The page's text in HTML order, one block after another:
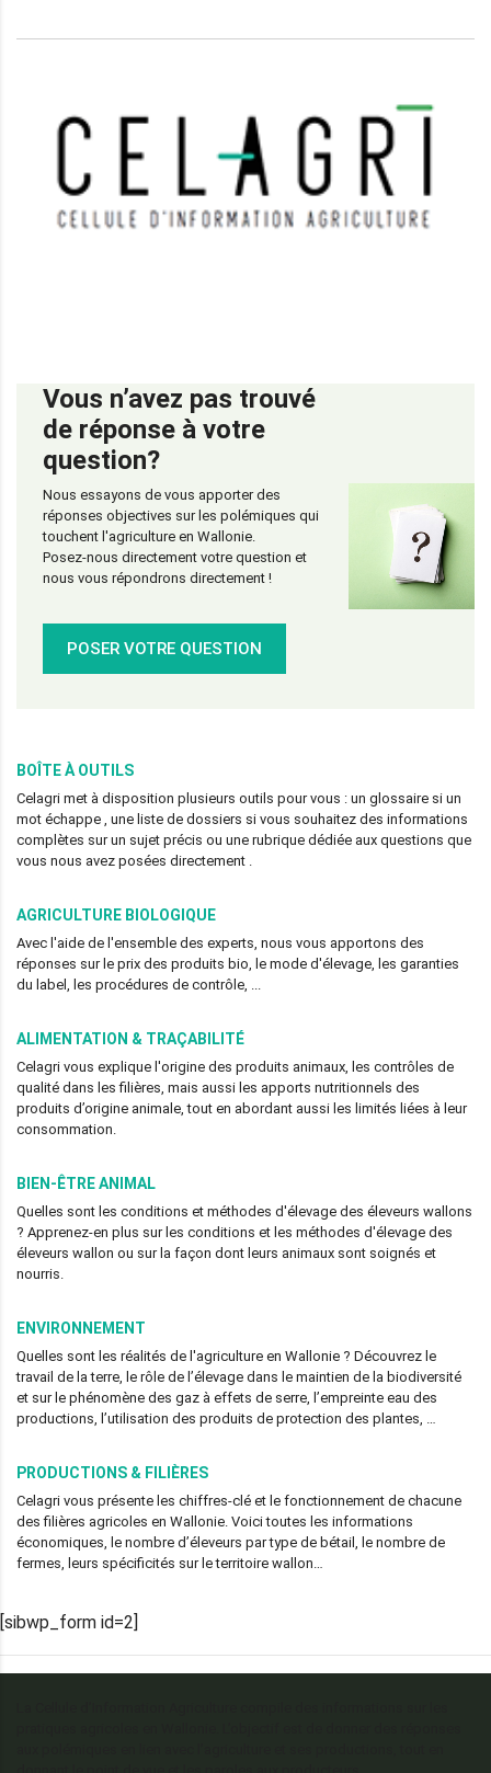
Vous n’avez pas trouvé
de réponse à votre
question?
Nous essayons de vous apporter des
réponses objectives sur les polémiques qui
touchent l'agriculture en Wallonie.
Posez-nous directement votre question et
nous vous répondrons directement !
POSER VOTRE QUESTION
BOÎTE À OUTILS
Celagri met à disposition plusieurs outils pour vous : un glossaire si un
mot échappe , une liste de dossiers si vous souhaitez des informations
complètes sur un sujet précis ou une rubrique dédiée aux questions que
vous nous avez posées directement .
AGRICULTURE BIOLOGIQUE
Avec l'aide de l'ensemble des experts, nous vous apportons des
réponses sur le prix des produits bio, le mode d'élevage, les garanties
du label, les procédures de contrôle, ...
ALIMENTATION & TRAÇABILITÉ
Celagri vous explique l'origine des produits animaux, les contrôles de
qualité dans les filières, mais aussi les apports nutritionnels des
produits d’origine animale, tout en abordant aussi les limités liées à leur
consommation.
BIEN-ÊTRE ANIMAL
Quelles sont les conditions et méthodes d'élevage des éleveurs wallons
? Apprenez-en plus sur les conditions et les méthodes d'élevage des
éleveurs wallon ou sur la façon dont leurs animaux sont soignés et
nourris.
ENVIRONNEMENT
Quelles sont les réalités de l'agriculture en Wallonie ? Découvrez le
travail de la terre, le rôle de l’élevage dans le maintien de la biodiversité
et sur le phénomène des gaz à effets de serre, l’empreinte eau des
productions, l’utilisation des produits de protection des plantes, …
PRODUCTIONS & FILIÈRES
Celagri vous présente les chiffres-clé et le fonctionnement de chacune
des filières agricoles en Wallonie. Voici toutes les informations
économiques, le nombre d’éleveurs par type de bétail, le nombre de
fermes, leurs spécificités sur le territoire wallon…
[sibwp_form id=2]